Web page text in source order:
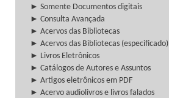
► Somente Documentos digitais
► Consulta Avançada
► Acervos das Bibliotecas
► Acervos das Bibliotecas (especificado)
► Livros Eletrônicos
► Catálogos de Autores e Assuntos
► Artigos eletrônicos em PDF
► Acervo audiolivros e livros falados